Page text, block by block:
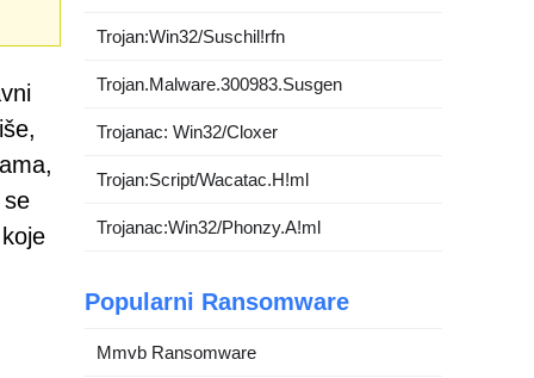
se
Trojan:Win32/Suschil!rfn
Trojan.Malware.300983.Susgen
Trojanac: Win32/Cloxer
Trojan:Script/Wacatac.H!ml
Trojanac:Win32/Phonzy.A!ml
Popularni Ransomware
Mmvb Ransomware